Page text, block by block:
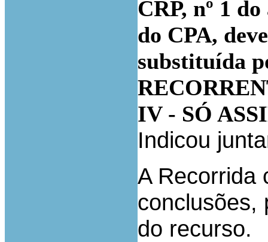
CRP, nº 1
do CPA,
substituída
IV - SÓ
Indicou
A Recorrida
conclusões,
do recurso.